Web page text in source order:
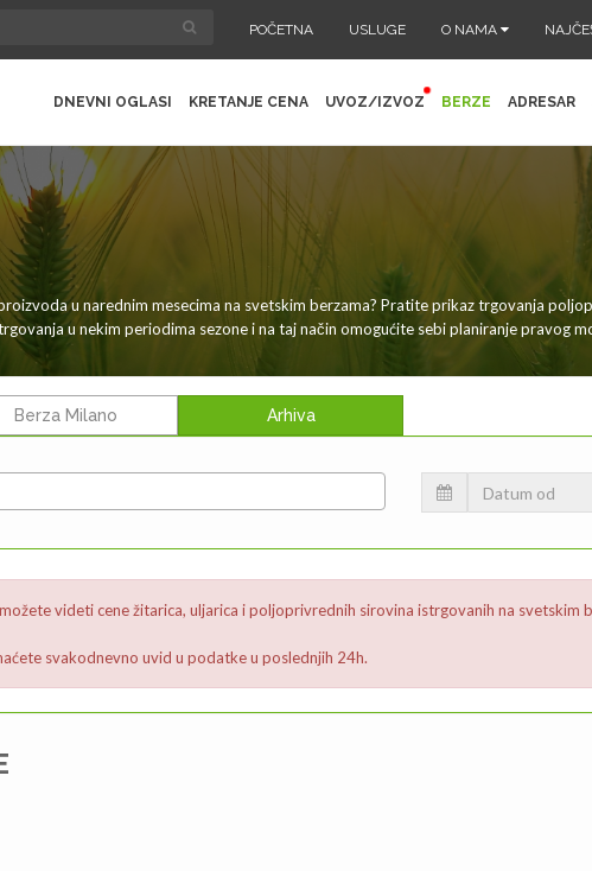
POČETNA USLUGE O NAMA
DNEVNI OGLASI KRETANJE CENA UVOZ/IZVOZ BERZE ADRESAR
u narednim mesecima na svetskim berzama? Pratite prikaz trgovanja
u nekim periodima sezone i na taj način omogućite sebi planiranje pravog
Berza Milano Arhiva
videti cene žitarica, uljarica i poljoprivrednih sirovina istrgovanih na svetskim
svakodnevno uvid u podatke u poslednjih 24h.